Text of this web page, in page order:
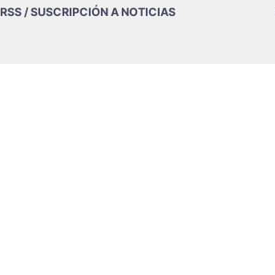
RSS / SUSCRIPCIÓN A NOTICIAS